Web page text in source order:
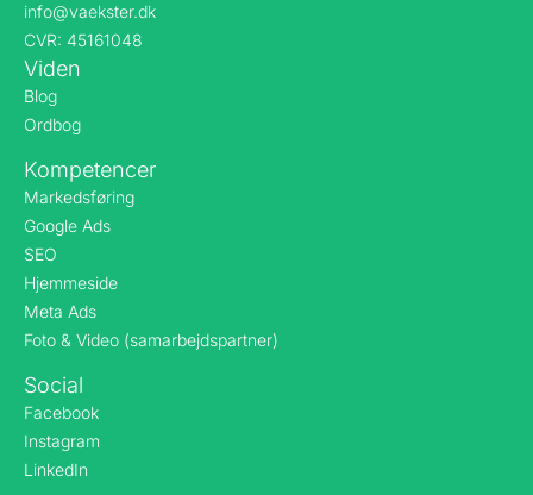
info@vaekster.dk
CVR: 45161048
Viden
Blog
Ordbog
Kompetencer
Markedsføring
Google Ads
SEO
Hjemmeside
Meta Ads
Foto & Video (samarbejdspartner)
Social
Facebook
Instagram
LinkedIn